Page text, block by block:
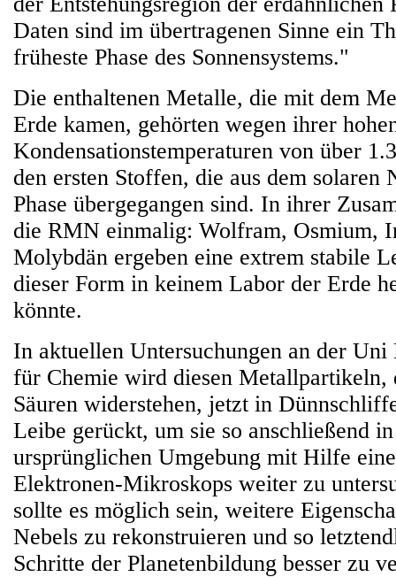
Daten sind im übertragenen Sinne ein
früheste Phase des Sonnensystems."
Die enthaltenen Metalle, die mit dem
Erde kamen, gehörten wegen ihrer
Kondensationstemperaturen von über
den ersten Stoffen, die aus dem solaren
Phase übergegangen sind. In ihrer
die RMN einmalig: Wolfram, Osmium,
Molybdän ergeben eine extrem stabile
dieser Form in keinem Labor der Erde
könnte.
In aktuellen Untersuchungen an der
für Chemie wird diesen Metallpartikeln,
Säuren widerstehen, jetzt in
Leibe gerückt, um sie so anschließend
ursprünglichen Umgebung mit Hilfe
Elektronen-Mikroskops weiter zu
sollte es möglich sein, weitere
Nebels zu rekonstruieren und so
Schritte der Planetenbildung besser zu